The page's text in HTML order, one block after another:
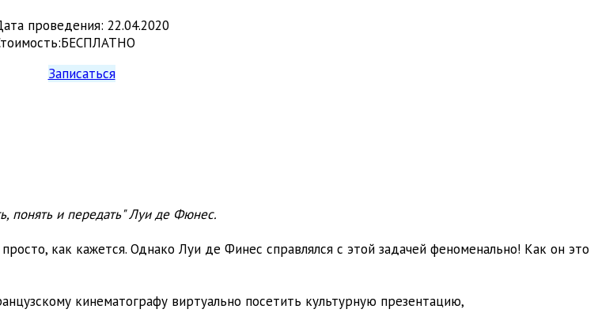
проведения: 22.04.2020
:БЕСПЛАТНО
Записаться
понять и передать" Луи де Фюнес.
как кажется. Однако Луи де Финес справлялся с этой задачей феноменально! Как он это
кинематографу виртуально посетить культурную презентацию,